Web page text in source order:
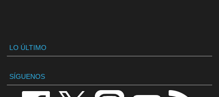
LO ÚLTIMO
SÍGUENOS